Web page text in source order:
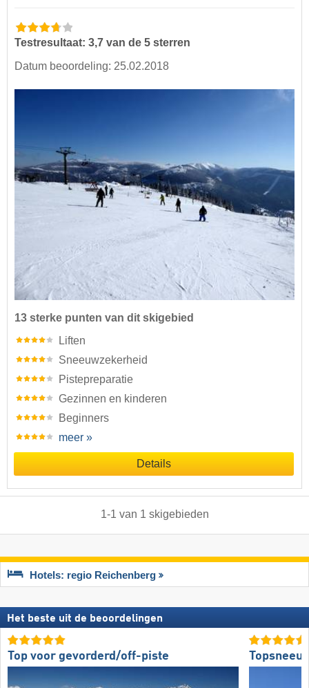
Testresultaat: 3,7 van de 5 sterren
Datum beoordeling: 25.02.2018
13 sterke punten van dit skigebied
Liften
Sneeuwzekerheid
Pistepreparatie
Gezinnen en kinderen
Beginners
meer »
Details
1-1 van 1 skigebieden
Hotels: regio Reichenberg
Het beste uit de beoordelingen
Top voor gevorderd/off-piste